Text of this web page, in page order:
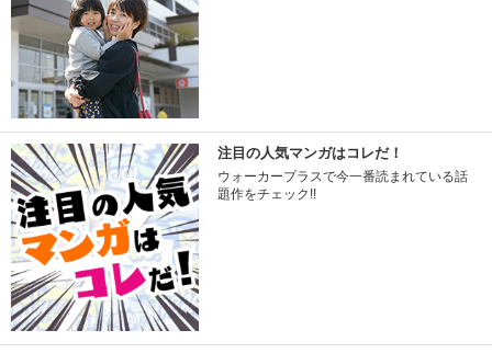
注目の人気マンガはコレだ！
ウォーカープラスで今一番読まれている話
題作をチェック!!